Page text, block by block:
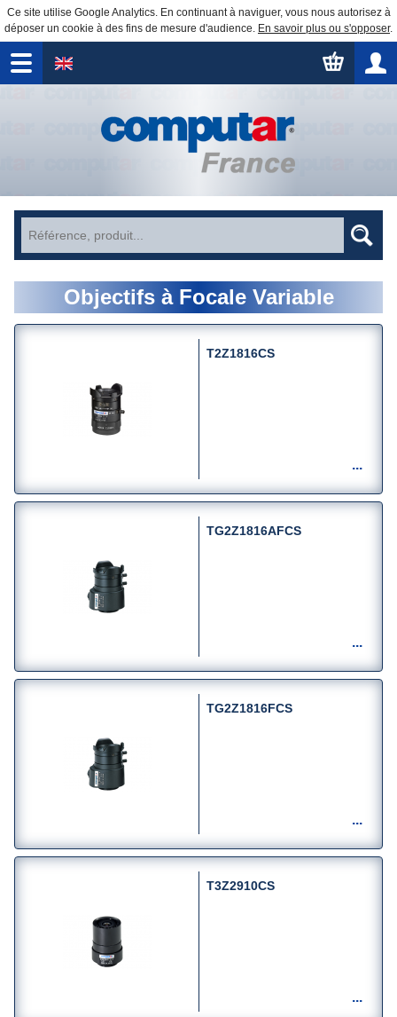
Ce site utilise Google Analytics. En continuant à naviguer, vous nous autorisez à
déposer un cookie à des fins de mesure d'audience. En savoir plus ou s'opposer.
Objectifs à Focale Variable
T2Z1816CS
TG2Z1816AFCS
TG2Z1816FCS
T3Z2910CS